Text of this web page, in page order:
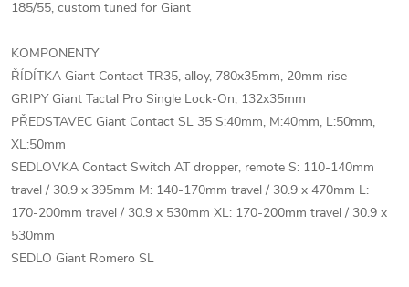
185/55, custom tuned for Giant
KOMPONENTY
ŘÍDÍTKA Giant Contact TR35, alloy, 780x35mm, 20mm rise
GRIPY Giant Tactal Pro Single Lock-On, 132x35mm
PŘEDSTAVEC Giant Contact SL 35 S:40mm, M:40mm, L:50mm,
XL:50mm
SEDLOVKA Contact Switch AT dropper, remote S: 110-140mm
travel / 30.9 x 395mm M: 140-170mm travel / 30.9 x 470mm L:
170-200mm travel / 30.9 x 530mm XL: 170-200mm travel / 30.9 x
530mm
SEDLO Giant Romero SL